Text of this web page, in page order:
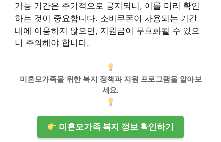
가능 기간은 주기적으로 공지되니, 이를 미리 확인
하는 것이 중요합니다. 소비쿠폰이 사용되는 기간
내에 이용하지 않으면, 지원금이 무효화될 수 있으
니 주의해야 합니다.
미혼모가족을 위한 복지 정책과 지원 프로그램을 알아보
세요.
미혼모가족 복지 정보 확인하기